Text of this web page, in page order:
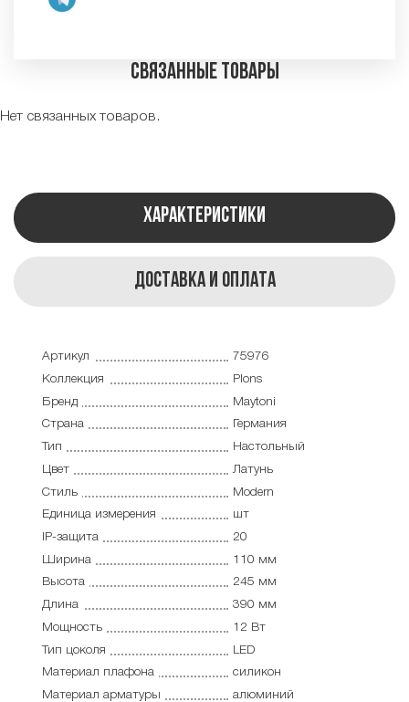
Связанные товары
Нет связанных товаров.
Характеристики
Доставка и оплата
Артикул
75976
Коллекция
Plons
Бренд
Maytoni
Страна
Германия
Тип
Настольный
Цвет
Латунь
Стиль
Modern
Единица измерения
шт
IP-защита
20
Ширина
110 мм
Высота
245 мм
Длина
390 мм
Мощность
12 Вт
Тип цоколя
LED
Материал плафона
силикон
Материал арматуры
алюминий